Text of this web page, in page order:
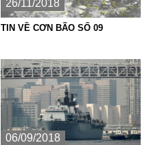
26/11/2018
TIN VỀ CƠN BÃO SỐ 09
06/09/2018